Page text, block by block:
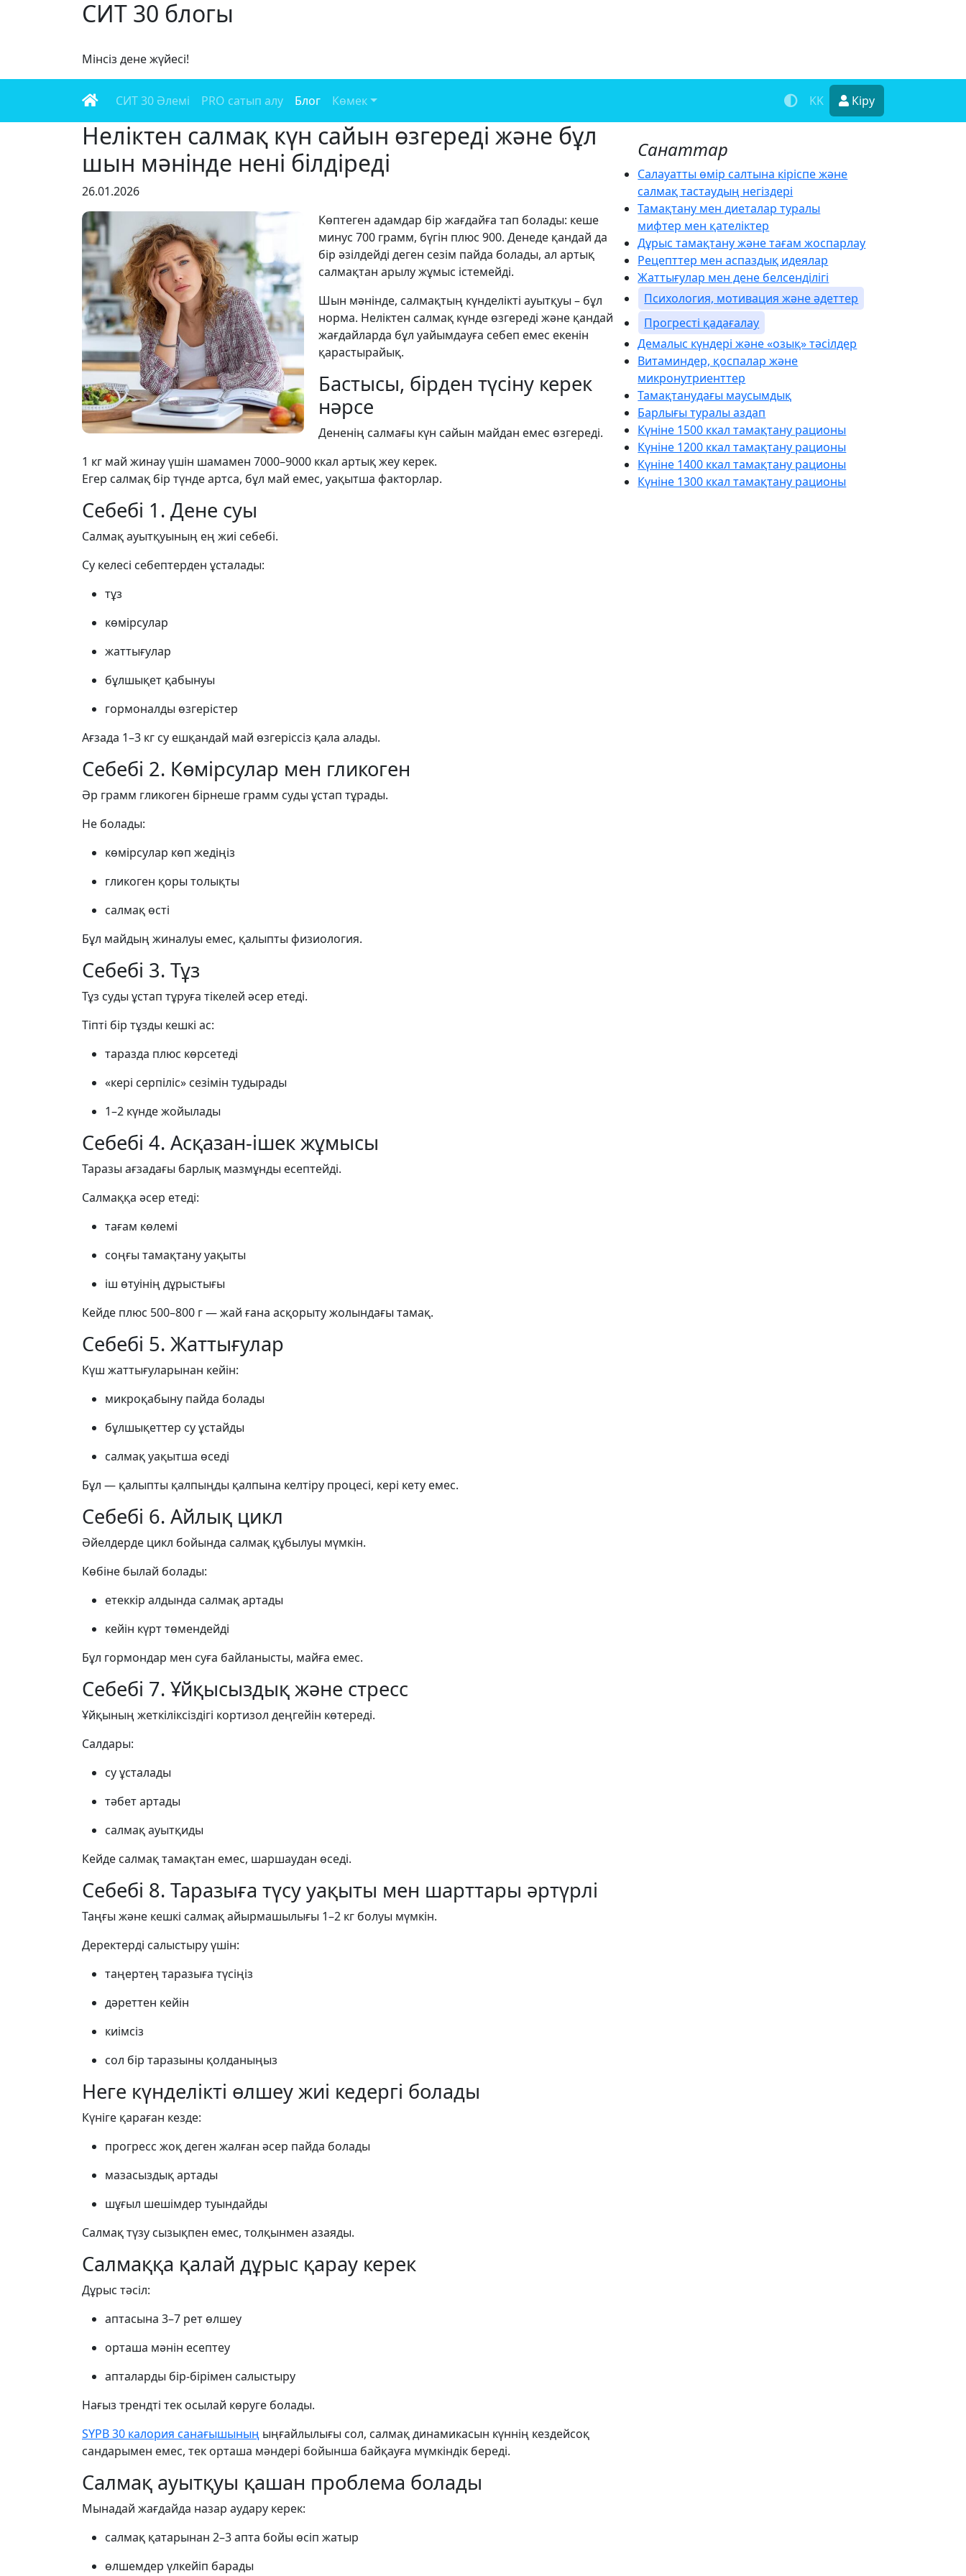
СИТ 30 блогы
Мінсіз дене жүйесі!
СИТ 30 Әлемі PRO сатып алу Блог Көмек KK Кіру
Неліктен салмақ күн сайын өзгереді және бұл
шын мәнінде нені білдіреді
26.01.2026
Көптеген адамдар бір жағдайға тап болады: кеше
минус 700 грамм, бүгін плюс 900. Денеде қандай да
бір әзілдейді деген сезім пайда болады, ал артық
салмақтан арылу жұмыс істемейді.
Шын мәнінде, салмақтың күнделікті ауытқуы – бұл
норма. Неліктен салмақ күнде өзгереді және қандай
жағдайларда бұл уайымдауға себеп емес екенін
қарастырайық.
Бастысы, бірден түсіну керек
нәрсе
Дененің салмағы күн сайын майдан емес өзгереді.
1 кг май жинау үшін шамамен 7000–9000 ккал артық жеу керек.
Егер салмақ бір түнде артса, бұл май емес, уақытша факторлар.
Себебі 1. Дене суы
Салмақ ауытқуының ең жиі себебі.
Су келесі себептерден ұсталады:
тұз
көмірсулар
жаттығулар
бұлшықет қабынуы
гормоналды өзгерістер
Ағзада 1–3 кг су ешқандай май өзгеріссіз қала алады.
Себебі 2. Көмірсулар мен гликоген
Әр грамм гликоген бірнеше грамм суды ұстап тұрады.
Не болады:
көмірсулар көп жедіңіз
гликоген қоры толықты
салмақ өсті
Бұл майдың жиналуы емес, қалыпты физиология.
Себебі 3. Тұз
Тұз суды ұстап тұруға тікелей әсер етеді.
Тіпті бір тұзды кешкі ас:
таразда плюс көрсетеді
«кері серпіліс» сезімін тудырады
1–2 күнде жойылады
Себебі 4. Асқазан-ішек жұмысы
Таразы ағзадағы барлық мазмұнды есептейді.
Салмаққа әсер етеді:
тағам көлемі
соңғы тамақтану уақыты
іш өтуінің дұрыстығы
Кейде плюс 500–800 г — жай ғана асқорыту жолындағы тамақ.
Себебі 5. Жаттығулар
Күш жаттығуларынан кейін:
микроқабыну пайда болады
бұлшықеттер су ұстайды
салмақ уақытша өседі
Бұл — қалыпты қалпыңды қалпына келтіру процесі, кері кету емес.
Себебі 6. Айлық цикл
Әйелдерде цикл бойында салмақ құбылуы мүмкін.
Көбіне былай болады:
етеккір алдында салмақ артады
кейін күрт төмендейді
Бұл гормондар мен суға байланысты, майға емес.
Себебі 7. Ұйқысыздық және стресс
Ұйқының жеткіліксіздігі кортизол деңгейін көтереді.
Салдары:
су ұсталады
тәбет артады
салмақ ауытқиды
Кейде салмақ тамақтан емес, шаршаудан өседі.
Себебі 8. Таразыға түсу уақыты мен шарттары әртүрлі
Таңғы және кешкі салмақ айырмашылығы 1–2 кг болуы мүмкін.
Деректерді салыстыру үшін:
таңертең таразыға түсіңіз
дәреттен кейін
киімсіз
сол бір таразыны қолданыңыз
Неге күнделікті өлшеу жиі кедергі болады
Күніге қараған кезде:
прогресс жоқ деген жалған әсер пайда болады
мазасыздық артады
шұғыл шешімдер туындайды
Салмақ түзу сызықпен емес, толқынмен азаяды.
Салмаққа қалай дұрыс қарау керек
Дұрыс тәсіл:
аптасына 3–7 рет өлшеу
орташа мәнін есептеу
апталарды бір-бірімен салыстыру
Нағыз трендті тек осылай көруге болады.
SYPB 30 калория санағышының ыңғайлылығы сол, салмақ динамикасын күннің кездейсоқ
сандарымен емес, тек орташа мәндері бойынша байқауға мүмкіндік береді.
Салмақ ауытқуы қашан проблема болады
Мынадай жағдайда назар аудару керек:
салмақ қатарынан 2–3 апта бойы өсіп жатыр
өлшемдер үлкейіп барады
Санаттар
Салауатты өмір салтына кіріспе және
салмақ тастаудың негіздері
Тамақтану мен диеталар туралы
мифтер мен қателіктер
Дұрыс тамақтану және тағам жоспарлау
Рецепттер мен аспаздық идеялар
Жаттығулар мен дене белсенділігі
Психология, мотивация және әдеттер
Прогресті қадағалау
Демалыс күндері және «озық» тәсілдер
Витаминдер, қоспалар және
микронутриенттер
Тамақтанудағы маусымдық
Барлығы туралы аздап
Күніне 1500 ккал тамақтану рационы
Күніне 1200 ккал тамақтану рационы
Күніне 1400 ккал тамақтану рационы
Күніне 1300 ккал тамақтану рационы